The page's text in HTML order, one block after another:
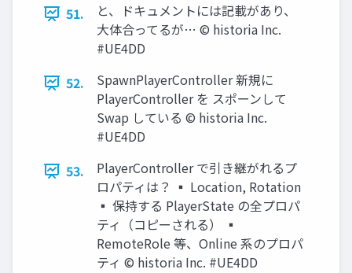
51.
と、ドキュメントには記載があり、
大体合ってるが… © historia Inc.
#UE4DD
52.
SpawnPlayerController 新規に
PlayerController を スポーンして
Swap している © historia Inc.
#UE4DD
53.
PlayerController で引き継がれるプ
ロパティは？ ▪ Location, Rotation
▪ 保持する PlayerState の全プロパ
ティ（コピーされる） ▪
RemoteRole 等、Online 系のプロパ
ティ © historia Inc. #UE4DD